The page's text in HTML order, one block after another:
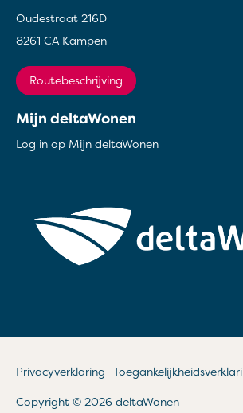
Oudestraat 216D
8261 CA Kampen
Routebeschrijving
Mijn deltaWonen
Log in op Mijn deltaWonen
Copyright © 2026 deltaWonen
Privacyverklaring